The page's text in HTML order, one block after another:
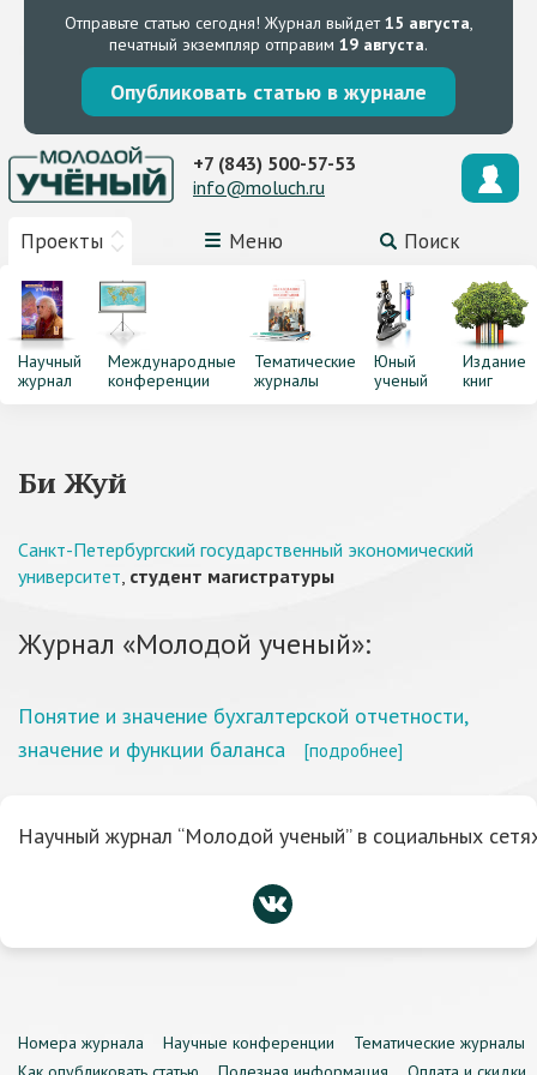
Отправьте статью сегодня! Журнал выйдет15 августа,
печатный экземпляр отправим 19 августа.
Опубликовать статью в журнале
Проекты Меню Поиск
+7 (843) 500-57-53
info@moluch.ru
Научный
журнал
Международные
конференции
Тематические
журналы
Юный
ученый
Издание
книг
Би Жуй
Санкт-Петербургский государственный экономический
университет, студент магистратуры
Журнал «Молодой ученый»:
Понятие и значение бухгалтерской отчетности,
значение и функции баланса
[подробнее]
Научный журнал “Молодой ученый” в социальных
Номера журнала Научные конференции
Тематические журналы